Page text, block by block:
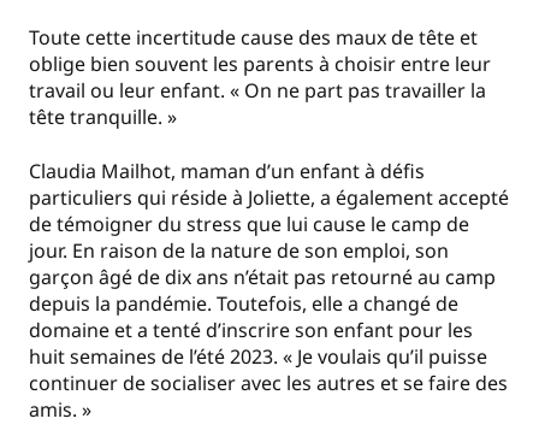
Toute cette incertitude cause des maux de tête et
oblige bien souvent les parents à choisir entre leur
travail ou leur enfant. « On ne part pas travailler la
tête tranquille. »
Claudia Mailhot, maman d’un enfant à défis
particuliers qui réside à Joliette, a également accepté
de témoigner du stress que lui cause le camp de
jour. En raison de la nature de son emploi, son
garçon âgé de dix ans n’était pas retourné au camp
depuis la pandémie. Toutefois, elle a changé de
domaine et a tenté d’inscrire son enfant pour les
huit semaines de l’été 2023. « Je voulais qu’il puisse
continuer de socialiser avec les autres et se faire des
amis. »